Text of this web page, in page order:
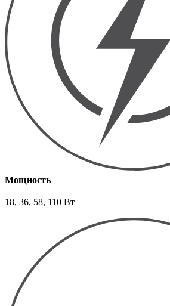
Мощность
18, 36, 58, 110 Вт